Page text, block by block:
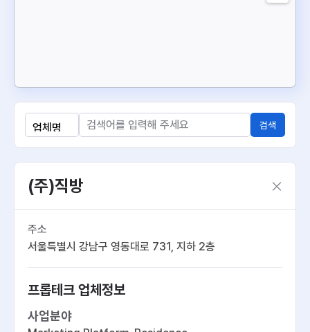
검색
(주)직방
주소
서울특별시 강남구 영동대로 731, 지하 2층
프롭테크 업체정보
사업분야